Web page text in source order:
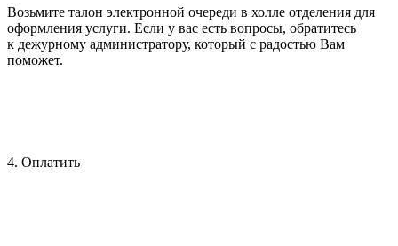
Возьмите талон электронной очереди в холле отделения для
оформления услуги. Если у вас есть вопросы, обратитесь
к дежурному администратору, который с радостью Вам
поможет.
4. Оплатить